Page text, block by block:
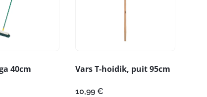
40cm Vars T-hoidik, puit 95cm
10,99 €